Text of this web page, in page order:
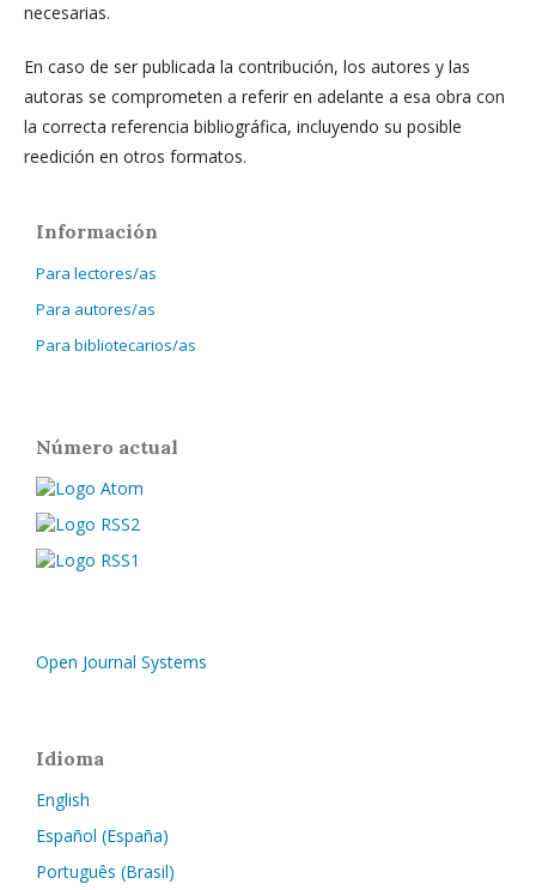
necesarias.
En caso de ser publicada la contribución, los autores y las
autoras se comprometen a referir en adelante a esa obra con
la correcta referencia bibliográfica, incluyendo su posible
reedición en otros formatos.
Información
Para lectores/as
Para autores/as
Para bibliotecarios/as
Número actual
Open Journal Systems
Idioma
English
Español (España)
Português (Brasil)